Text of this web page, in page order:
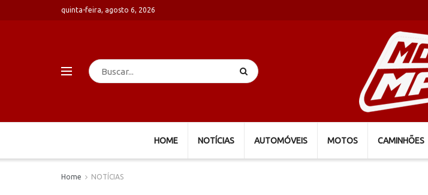
quinta-feira, agosto 6, 2026
HOME NOTÍCIAS AUTOMÓVEIS MOTOS CAMINHÕES
Home NOTÍCIAS